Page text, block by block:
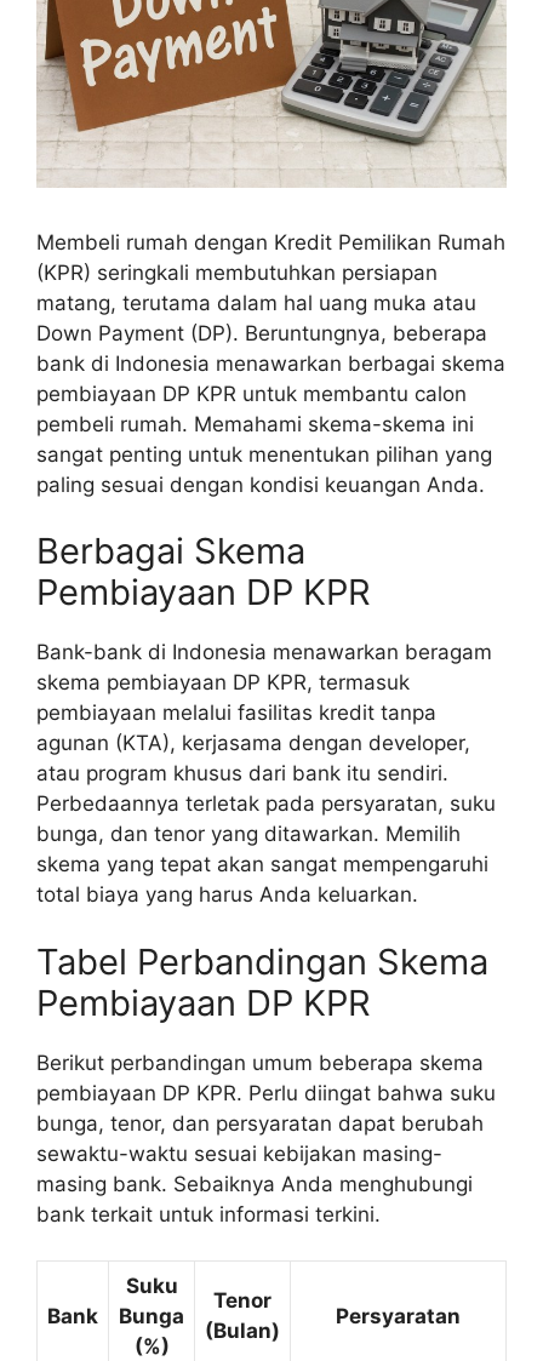
Membeli rumah dengan Kredit Pemilikan Rumah
(KPR) seringkali membutuhkan persiapan
matang, terutama dalam hal uang muka atau
Down Payment (DP). Beruntungnya, beberapa
bank di Indonesia menawarkan berbagai skema
pembiayaan DP KPR untuk membantu calon
pembeli rumah. Memahami skema-skema ini
sangat penting untuk menentukan pilihan yang
paling sesuai dengan kondisi keuangan Anda.
Berbagai Skema
Pembiayaan DP KPR
Bank-bank di Indonesia menawarkan beragam
skema pembiayaan DP KPR, termasuk
pembiayaan melalui fasilitas kredit tanpa
agunan (KTA), kerjasama dengan developer,
atau program khusus dari bank itu sendiri.
Perbedaannya terletak pada persyaratan, suku
bunga, dan tenor yang ditawarkan. Memilih
skema yang tepat akan sangat mempengaruhi
total biaya yang harus Anda keluarkan.
Tabel Perbandingan Skema
Pembiayaan DP KPR
Berikut perbandingan umum beberapa skema
pembiayaan DP KPR. Perlu diingat bahwa suku
bunga, tenor, dan persyaratan dapat berubah
sewaktu-waktu sesuai kebijakan masing-
masing bank. Sebaiknya Anda menghubungi
bank terkait untuk informasi terkini.
Bank
Suku
Bunga
(%)
Tenor
(Bulan)
Persyaratan